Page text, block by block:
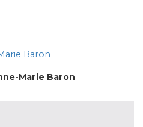
Baron
Marie Baron